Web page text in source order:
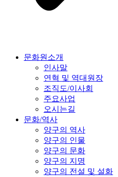
문화원소개
인사말
연혁 및 역대원장
조직도/이사회
주요사업
오시는길
문화/역사
양구의 역사
양구의 인물
양구의 문화
양구의 지명
양구의 전설 및 설화